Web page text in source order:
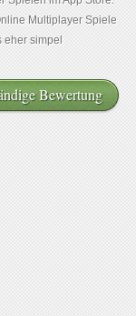
Multiplayer Spiele
simpel
Bewertung